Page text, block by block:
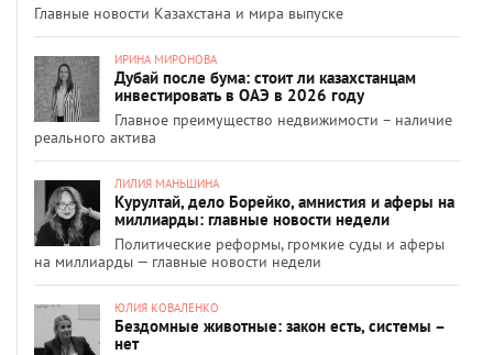
Главные новости Казахстана и мира выпуске
ИРИНА МИРОНОВА
Дубай после бума: стоит ли казахстанцам
инвестировать в ОАЭ в 2026 году
Главное преимущество недвижимости – наличие
реального актива
ЛИЛИЯ МАНЬШИНА
Курултай, дело Борейко, амнистия и аферы на
миллиарды: главные новости недели
Политические реформы, громкие суды и аферы
на миллиарды — главные новости недели
ЮЛИЯ КОВАЛЕНКО
Бездомные животные: закон есть, системы –
нет